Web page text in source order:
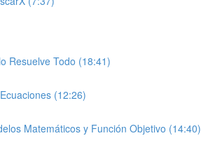
Resuelve Todo (18:41)
(12:26)
Matemáticos y Función Objetivo (14:40)